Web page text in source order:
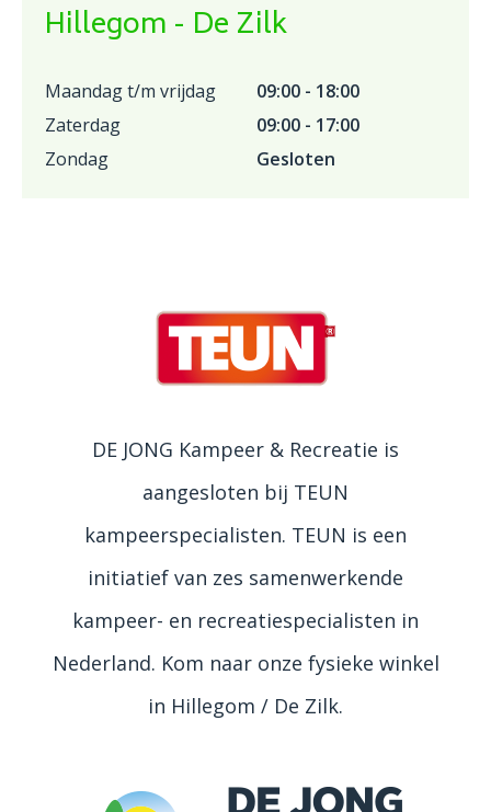
Hillegom - De Zilk
Maandag t/m vrijdag
09:00 - 18:00
Zaterdag
09:00 - 17:00
Zondag
Gesloten
DE JONG Kampeer & Recreatie is
aangesloten bij TEUN
kampeerspecialisten. TEUN is een
initiatief van zes samenwerkende
kampeer- en recreatiespecialisten in
Nederland. Kom naar onze fysieke winkel
in Hillegom / De Zilk.